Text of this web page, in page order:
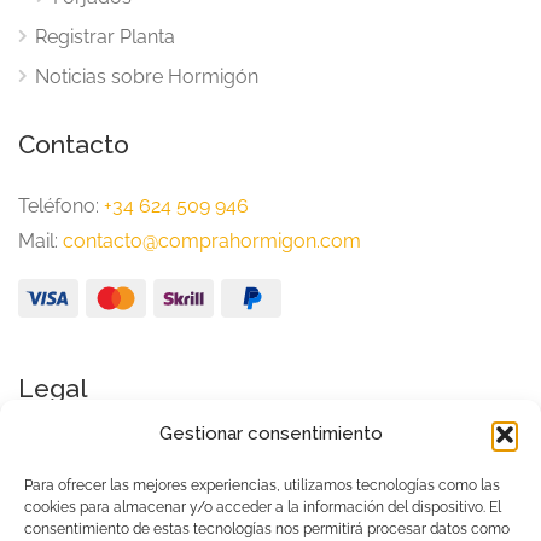
Gestionar consentimiento
Para ofrecer las mejores experiencias, utilizamos tecnologías como las
cookies para almacenar y/o acceder a la información del dispositivo. El
consentimiento de estas tecnologías nos permitirá procesar datos como
Registrar Planta
Noticias sobre Hormigón
Contacto
Teléfono: +34 624 509 946
Mail: contacto@comprahormigon.com
Legal
Política de Privacidad
Condiciones generales de uso